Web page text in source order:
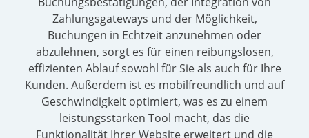
Zahlungsgateways und der Möglichkeit,
Buchungen in Echtzeit anzunehmen oder
abzulehnen, sorgt es für einen reibungslosen,
effizienten Ablauf sowohl für Sie als auch für Ihre
Kunden. Außerdem ist es mobilfreundlich und auf
Geschwindigkeit optimiert, was es zu einem
leistungsstarken Tool macht, das die
Funktionalität Ihrer Website erweitert und die